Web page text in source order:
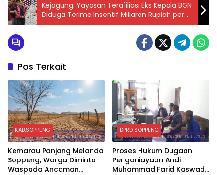
Kejagung: Yayasan Terafiliasi Eks Kepala BGN
Diduga Terima Insentif Miliaran Rupiah per
Hari dari Program MBG
Pos Terkait
KAB.SOPPENG
Kemarau Panjang Melanda
Soppeng, Warga Diminta
Waspada Ancaman
DPRD SOPPENG
Proses Hukum Dugaan
Penganiayaan Andi
Muhammad Farid Kaswadi